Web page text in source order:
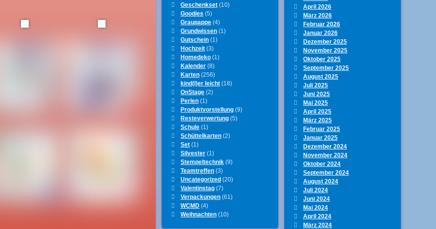
Geschenkset(10)
Goodies (5)
Graupappe(4)
Grundwissen(1)
Gutschein(1)
Hochzeit(3)
Homedeko(1)
Kalender(8)
Karten(256)
kind(l)er leicht(18)
OnStage(2)
Perlen(1)
Produktvorstellung(9)
Resteverwertung(5)
Schule(1)
Schüttelkarten(2)
Set(1)
Silvester(1)
Stempeltechnik(9)
Teamtreffen(3)
Uncategorized(20)
Valentinstag(7)
Verpackungen(61)
WCMD(4)
Weihnachten(10)
April 2026
März 2026
Februar 2026
Januar 2026
Dezember 2025
November 2025
Oktober 2025
September 2025
August 2025
Juli 2025
Juni 2025
Mai 2025
April 2025
März 2025
Februar 2025
Januar 2025
Dezember 2024
November 2024
Oktober 2024
September 2024
August 2024
Juli 2024
Juni 2024
Mai 2024
April 2024
März 2024